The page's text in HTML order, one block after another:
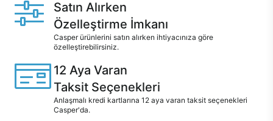
Satın Alırken
Özelleştirme İmkanı
Casper ürünlerini satın alırken ihtiyacınıza göre
özelleştirebilirsiniz.
12 Aya Varan
Taksit Seçenekleri
Anlaşmalı kredi kartlarına 12 aya varan taksit seçenekleri
Casper'da.